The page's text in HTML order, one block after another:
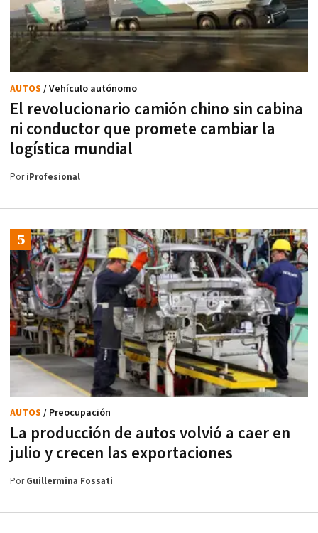
El revolucionario camión chino sin cabina
ni conductor que promete cambiar la
logística mundial
AUTOS / Vehículo autónomo
PoriProfesional
La producción de autos volvió a caer en
julio y crecen las exportaciones
AUTOS / Preocupación
PorGuillermina Fossati